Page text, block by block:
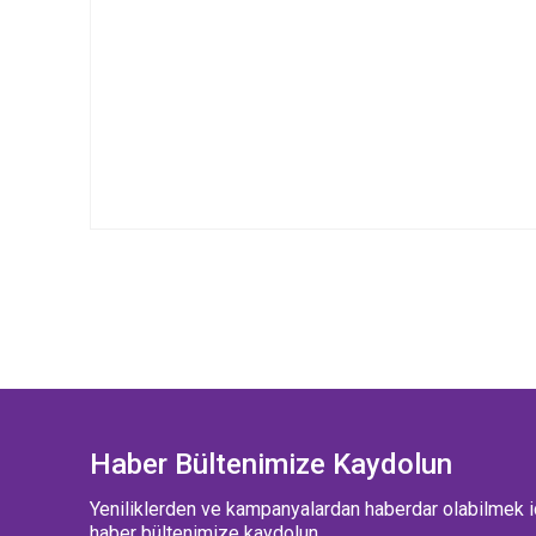
Haber Bültenimize Kaydolun
Yeniliklerden ve kampanyalardan haberdar olabilmek